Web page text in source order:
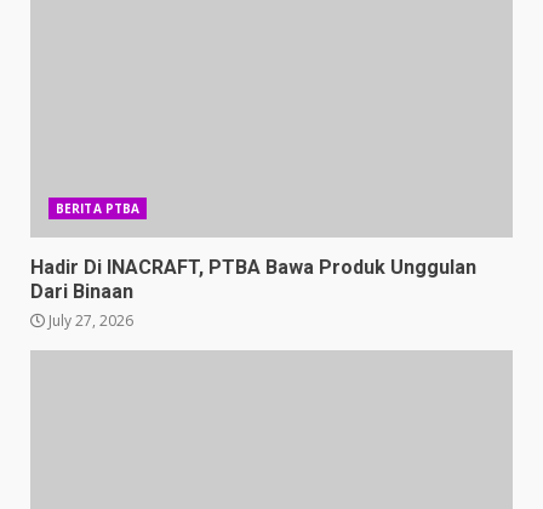
BERITA PTBA
Hadir Di INACRAFT, PTBA Bawa Produk Unggulan
Dari Binaan
July 27, 2026